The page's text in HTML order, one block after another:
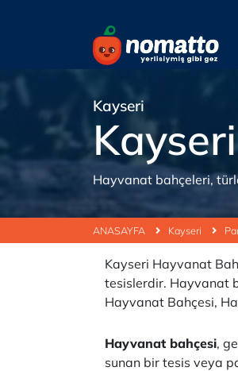
ANASAYFA Kayseri
Kayseri
Hayvanat bahçeleri,
Kayseri Hayvanat
tesislerdir. Hayvanat
Hayvanat Bahçesi,
Hayvanat bahçesi,
sunan bir tesis veya